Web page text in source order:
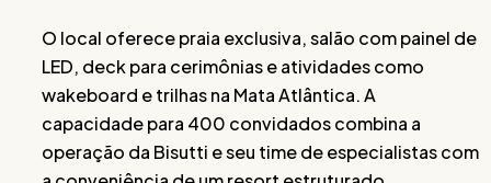
O local oferece praia exclusiva, salão com painel de
LED, deck para cerimônias e atividades como
wakeboard e trilhas na Mata Atlântica. A
capacidade para 400 convidados combina a
operação da Bisutti e seu time de especialistas com